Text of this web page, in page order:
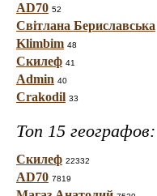
AD70 52
Світлана Бериславська
Klimbim 48
Скилеф 41
Admin 40
Crakodil 33
Топ 15 географов:
Скилеф 22332
AD70 7819